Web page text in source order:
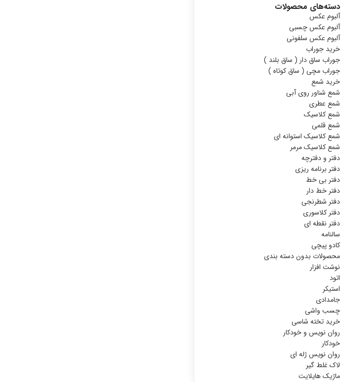
دسته‌های محصولات
آلبوم عکس
آلبوم عکس چسبی
آلبوم عکس سلفونی
خرید جوراب
جوراب ساق دار ( ساق بلند )
جوراب مچی ( ساق کوتاه )
خرید شمع
شمع شناور روی آبی
شمع عطری
شمع کلاسیک
شمع قلمی
شمع کلاسیک استوانه ای
شمع کلاسیک مرمر
دفتر و دفترچه
دفتر برنامه ریزی
دفتر بی خط
دفتر خط دار
دفتر شطرنجی
دفتر کلاسوری
دفتر نقطه ای
سالنامه
کادو پیچی
محصولات بدون دسته بندی
نوشت افزار
اتود
استیکر
جامدادی
چسب واشی
خرید تخته شاسی
روان نویس و خودکار
خودکار
روان نویس ژله ای
لاک غلط گیر
ماژیک هایلایت